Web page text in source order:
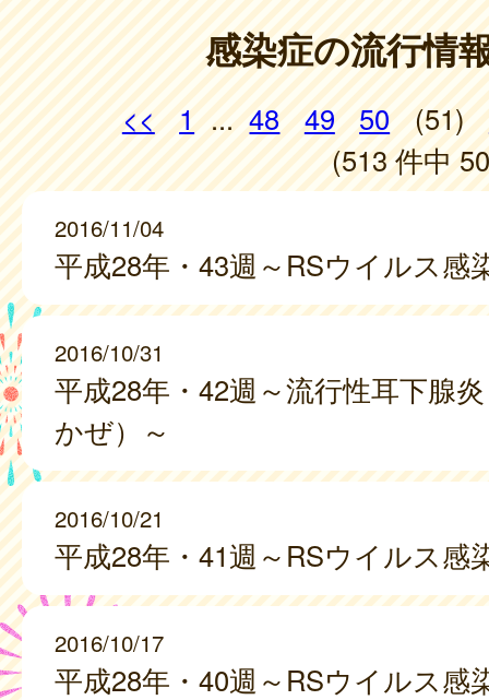
感染症の流行情
<< 1 ... 48 49 50 (51)
(513 件中
2016/11/04
平成28年・43週～RSウイルス感
2016/10/31
平成28年・42週～流行性耳下腺
かぜ）～
2016/10/21
平成28年・41週～RSウイルス感
2016/10/17
平成28年・40週～RSウイルス感